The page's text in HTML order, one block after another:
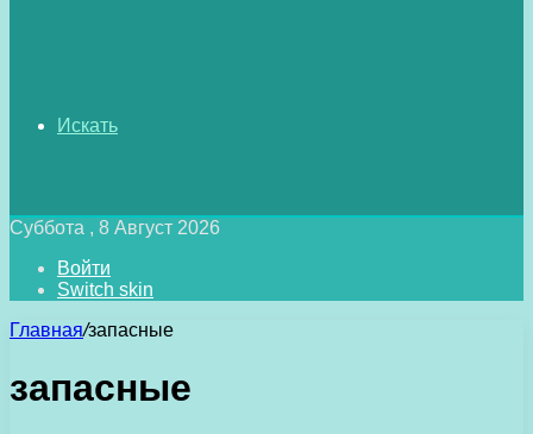
Искать
Суббота , 8 Август 2026
Войти
Switch skin
Главная/запасные
запасные